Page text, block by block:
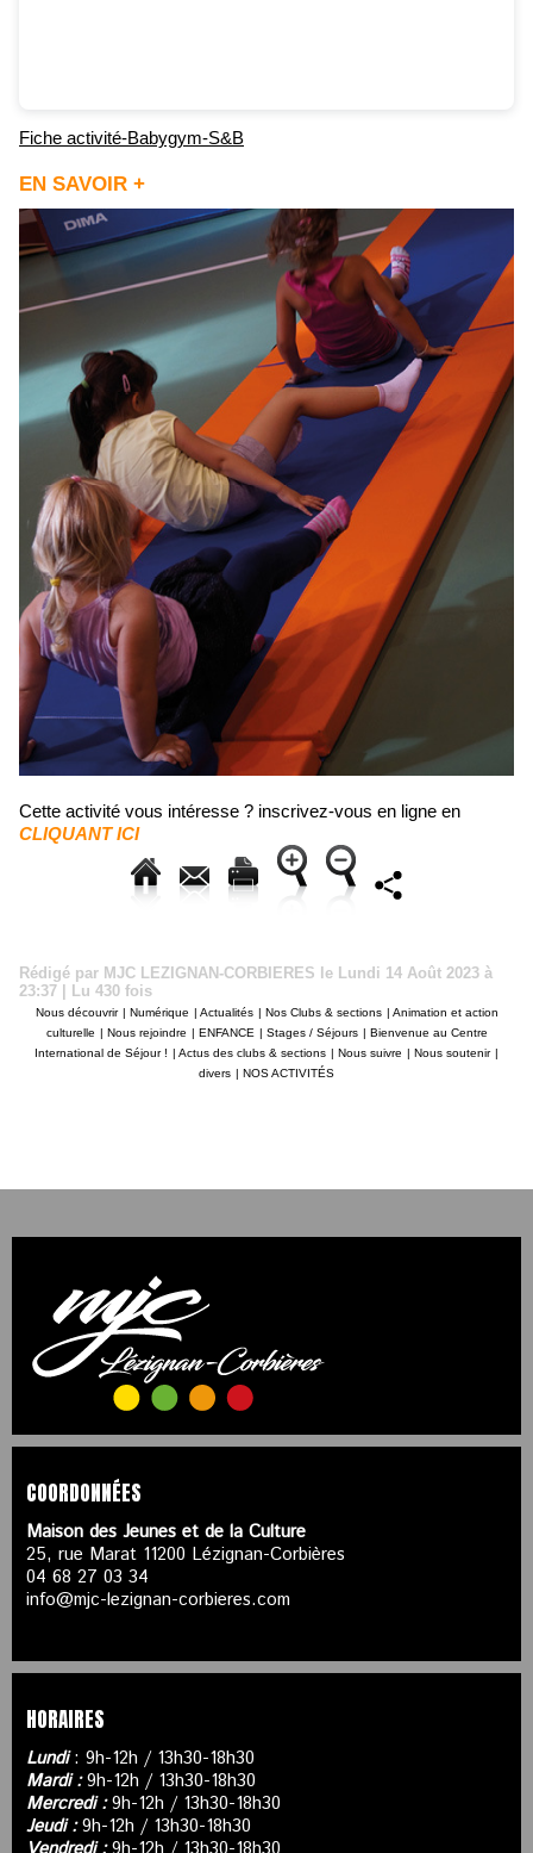
Fiche activité-Babygym-S&B
EN SAVOIR +
Cette activité vous intéresse ? inscrivez-vous en ligne en
CLIQUANT ICI
Rédigé par MJC LEZIGNAN-CORBIERES le Lundi 14 Août 2023 à
23:37 | Lu 430 fois
Nous découvrir Numérique Actualités Nos Clubs & sections
Animation et action
culturelle
Nous rejoindre ENFANCE Stages / Séjours
Bienvenue au Centre
International de Séjour !
Actus des clubs & sections Nous suivre Nous soutenir
divers
NOS ACTIVITÉS
COORDONNÉES
Maison des Jeunes et de la Culture
25, rue Marat 11200 Lézignan-Corbières
04 68 27 03 34
info@mjc-lezignan-corbieres.com
HORAIRES
Lundi: 9h-12h / 13h30-18h30
Mardi :9h-12h / 13h30-18h30
Mercredi :9h-12h / 13h30-18h30
Jeudi :9h-12h / 13h30-18h30